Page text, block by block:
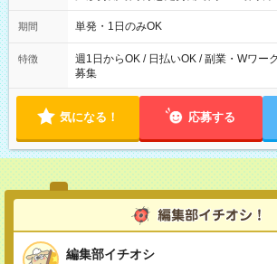
～21：00
期間 単発・1日のみOK
特徴
週1日からOK / 日払いOK / 副業・Wワー
募集
気になる！ 応募する
編集部イチオシ